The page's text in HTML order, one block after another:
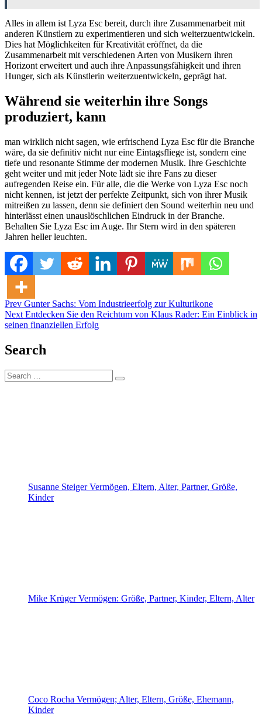
Alles in allem ist Lyza Esc bereit, durch ihre Zusammenarbeit mit
anderen Künstlern zu experimentieren und sich weiterzuentwickeln.
Dies hat Möglichkeiten für Kreativität eröffnet, da die
Zusammenarbeit mit verschiedenen Arten von Musikern ihren
Horizont erweitert und auch ihre Anpassungsfähigkeit und ihren
Hunger, sich als Künstlerin weiterzuentwickeln, geprägt hat.
Während sie weiterhin ihre Songs
produziert, kann
man wirklich nicht sagen, wie erfrischend Lyza Esc für die Branche
wäre, da sie definitiv nicht nur eine Eintagsfliege ist, sondern eine
tiefe und resonante Stimme der modernen Musik. Ihre Geschichte
geht weiter und mit jeder Note lädt sie ihre Fans zu dieser
aufregenden Reise ein. Für alle, die die Werke von Lyza Esc noch
nicht kennen, ist jetzt der perfekte Zeitpunkt, sich von ihrer Musik
mitreißen zu lassen, denn sie definiert den Sound weiterhin neu und
hinterlässt einen unauslöschlichen Eindruck in der Branche.
Behalten Sie Lyza Esc im Auge. Ihr Stern wird in den späteren
Jahren heller leuchten.
Posted inAlter
Post
navigation
Prev Gunter Sachs: Vom Industrieerfolg zur Kulturikone
Next Entdecken Sie den Reichtum von Klaus Rader: Ein Einblick in
seinen finanziellen Erfolg
Search
Search
for:
Search
Susanne Steiger Vermögen, Eltern, Alter, Partner, Größe,
Kinder
Mike Krüger Vermögen: Größe, Partner, Kinder, Eltern, Alter
Coco Rocha Vermögen; Alter, Eltern, Größe, Ehemann,
Kinder